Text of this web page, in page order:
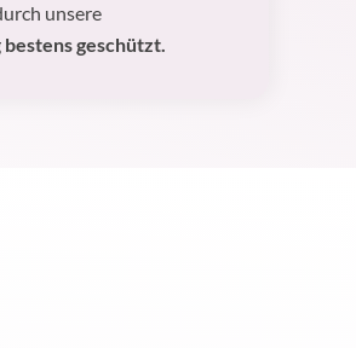
unsere
bestens geschützt.